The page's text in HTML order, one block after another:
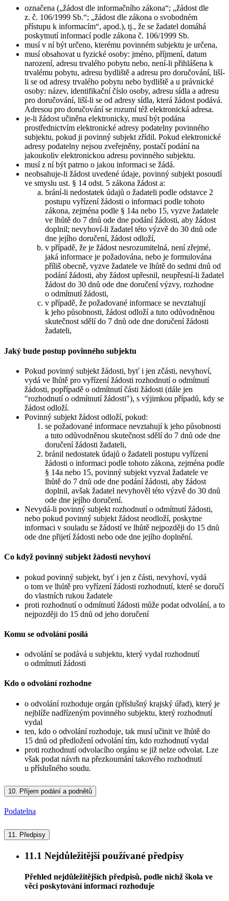
označena („žádost dle informačního zákona“; „žádost dle
z. č. 106/1999 Sb.“; „žádost dle zákona o svobodném
přístupu k informacím“, apod.), tj., že se žadatel domáhá
poskytnutí informací podle zákona č. 106/1999 Sb.
musí v ní být určeno, kterému povinném subjektu je určena,
musí obsahovat u fyzické osoby: jméno, příjmení, datum
narození, adresu trvalého pobytu nebo, není-li přihlášena k
trvalému pobytu, adresu bydliště a adresu pro doručování, liší-
li se od adresy trvalého pobytu nebo bydliště a u právnické
osoby: název, identifikační číslo osoby, adresu sídla a adresu
pro doručování, liší-li se od adresy sídla, která žádost podává.
Adresou pro doručování se rozumí též elektronická adresa.
je-li žádost učiněna elektronicky, musí být podána
prostřednictvím elektronické adresy podatelny povinného
subjektu, pokud ji povinný subjekt zřídil. Pokud elektronické
adresy podatelny nejsou zveřejněny, postačí podání na
jakoukoliv elektronickou adresu povinného subjektu.
musí z ní být patrno o jakou informaci se žádá.
neobsahuje-li žádost uvedené údaje, povinný subjekt posoudí
ve smyslu ust. § 14 odst. 5 zákona žádost a:
brání-li nedostatek údajů o žadateli podle odstavce 2
postupu vyřízení žádosti o informaci podle tohoto
zákona, zejména podle § 14a nebo 15, vyzve žadatele
ve lhůtě do 7 dnů ode dne podání žádosti, aby žádost
doplnil; nevyhoví-li žadatel této výzvě do 30 dnů ode
dne jejího doručení, žádost odloží,
v případě, že je žádost nesrozumitelná, není zřejmé,
jaká informace je požadována, nebo je formulována
příliš obecně, vyzve žadatele ve lhůtě do sedmi dnů od
podání žádosti, aby žádost upřesnil, neupřesní-li žadatel
žádost do 30 dnů ode dne doručení výzvy, rozhodne
o odmítnutí žádosti,
v případě, že požadované informace se nevztahují
k jeho působnosti, žádost odloží a tuto odůvodněnou
skutečnost sdělí do 7 dnů ode dne doručení žádosti
žadateli,
Jaký bude postup povinného subjektu
Pokud povinný subjekt žádosti, byť i jen zčásti, nevyhoví,
vydá ve lhůtě pro vyřízení žádosti rozhodnutí o odmítnutí
žádosti, popřípadě o odmítnutí části žádosti (dále jen
"rozhodnutí o odmítnutí žádosti"), s výjimkou případů, kdy se
žádost odloží.
Povinný subjekt žádost odloží, pokud:
se požadované informace nevztahují k jeho působnosti
a tuto odůvodněnou skutečnost sdělí do 7 dnů ode dne
doručení žádosti žadateli,
bránil nedostatek údajů o žadateli postupu vyřízení
žádosti o informaci podle tohoto zákona, zejména podle
§ 14a nebo 15, povinný subjekt vyzval žadatele ve
lhůtě do 7 dnů ode dne podání žádosti, aby žádost
doplnil, avšak žadatel nevyhověl této výzvě do 30 dnů
ode dne jejího doručení.
Nevydá-li povinný subjekt rozhodnutí o odmítnutí žádosti,
nebo pokud povinný subjekt žádost neodloží, poskytne
informaci v souladu se žádostí ve lhůtě nejpozději do 15 dnů
ode dne přijetí žádosti nebo ode dne jejího doplnění.
Co když povinný subjekt žádosti nevyhoví
pokud povinný subjekt, byť i jen z části, nevyhoví, vydá
o tom ve lhůtě pro vyřízení žádosti rozhodnutí, které se doručí
do vlastních rukou žadatele
proti rozhodnutí o odmítnutí žádosti může podat odvolání, a to
nejpozději do 15 dnů od jeho doručení
Komu se odvolání posílá
odvolání se podává u subjektu, který vydal rozhodnutí
o odmítnutí žádosti
Kdo o odvolání rozhodne
o odvolání rozhoduje orgán (příslušný krajský úřad), který je
nejblíže nadřízeným povinného subjektu, který rozhodnutí
vydal
ten, kdo o odvolání rozhoduje, tak musí učinit ve lhůtě do
15 dnů od předložení odvolání tím, kdo rozhodnutí vydal
proti rozhodnutí odvolacího orgánu se již nelze odvolat. Lze
však podat návrh na přezkoumání takového rozhodnutí
u příslušného soudu.
10. Příjem podání a podnětů
Podatelna
11. Předpisy
11.1 Nejdůležitější používané předpisy
Přehled nejdůležitějších předpisů, podle nichž škola ve
věci poskytování informací rozhoduje